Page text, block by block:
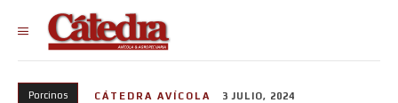
Porcinos CÁTEDRA AVÍCOLA 3 JULIO, 2024